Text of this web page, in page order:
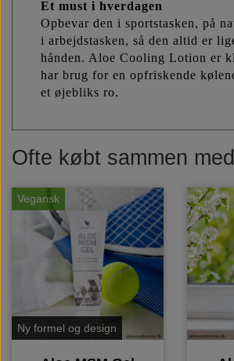
Et must i hverdagen
Opbevar den i sportstasken, på
i arbejdstasken, så den altid er
hånden. Aloe Cooling Lotion er
har brug for en opfriskende
et øjebliks ro.
Ofte købt sammen med
Vegansk
Ny formel og design